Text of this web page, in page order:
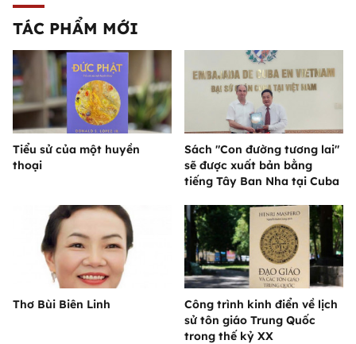
TÁC PHẨM MỚI
Tiểu sử của một huyền
thoại
Sách "Con đường tương lai"
sẽ được xuất bản bằng
tiếng Tây Ban Nha tại Cuba
Thơ Bùi Biên Linh
Công trình kinh điển về lịch
sử tôn giáo Trung Quốc
trong thế kỷ XX